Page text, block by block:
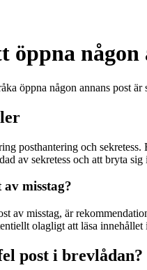
någon
öppna någon annans post
posthantering och
av sekretess och att bryta
misstag?
av misstag, är
olagligt att läsa
post i brevlådan?